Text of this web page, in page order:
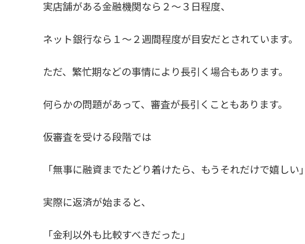
実店舗がある金融機関なら２～３日程度、
ネット銀行なら１～２週間程度が目安だとされています。
ただ、繁忙期などの事情により長引く場合もあります。
何らかの問題があって、審査が長引くこともあります。
仮審査を受ける段階では
「無事に融資までたどり着けたら、もうそれだけで嬉しい
実際に返済が始まると、
「金利以外も比較すべきだった」